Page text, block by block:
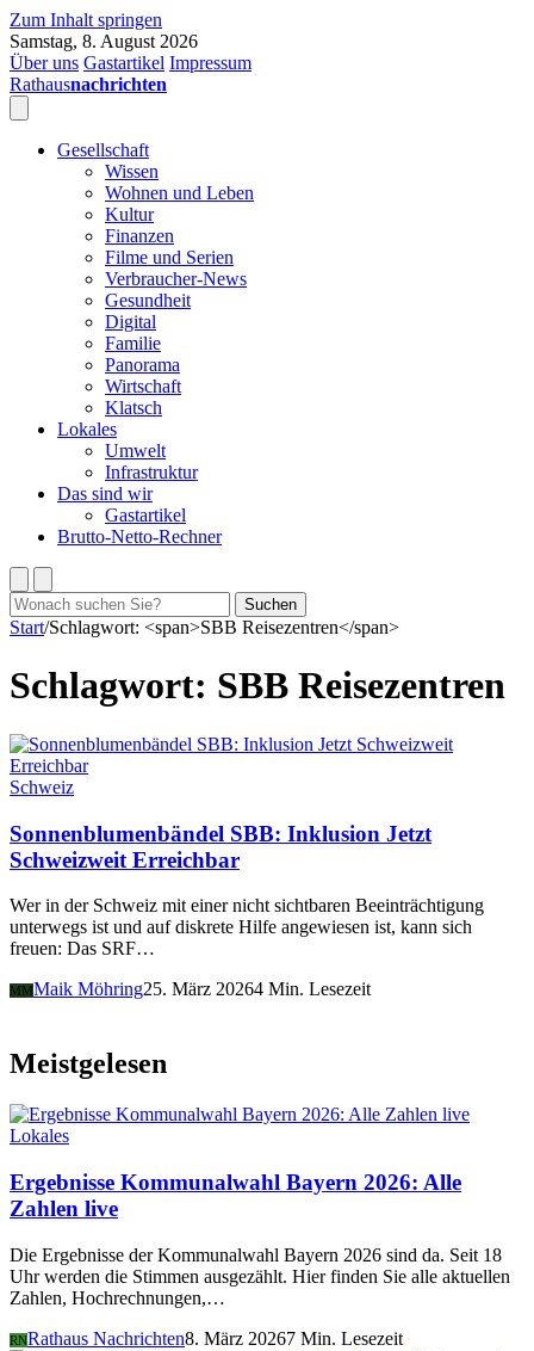
Zum Inhalt springen
Samstag, 8. August 2026
Über uns Gastartikel Impressum
Rathausnachrichten
Gesellschaft
Wissen
Wohnen und Leben
Kultur
Finanzen
Filme und Serien
Verbraucher-News
Gesundheit
Digital
Familie
Panorama
Wirtschaft
Klatsch
Lokales
Umwelt
Infrastruktur
Das sind wir
Gastartikel
Brutto-Netto-Rechner
Suchen
nach:
Suchen
Start/Schlagwort: <span>SBB Reisezentren</span>
Schlagwort: SBB Reisezentren
Schweiz
Sonnenblumenbändel SBB: Inklusion Jetzt
Schweizweit Erreichbar
Wer in der Schweiz mit einer nicht sichtbaren Beeinträchtigung
unterwegs ist und auf diskrete Hilfe angewiesen ist, kann sich
freuen: Das SRF…
MM Maik Möhring25. März 20264 Min. Lesezeit
Meistgelesen
Lokales
Ergebnisse Kommunalwahl Bayern 2026: Alle
Zahlen live
Die Ergebnisse der Kommunalwahl Bayern 2026 sind da. Seit 18
Uhr werden die Stimmen ausgezählt. Hier finden Sie alle aktuellen
Zahlen, Hochrechnungen,…
RNRathaus Nachrichten8. März 20267 Min. Lesezeit